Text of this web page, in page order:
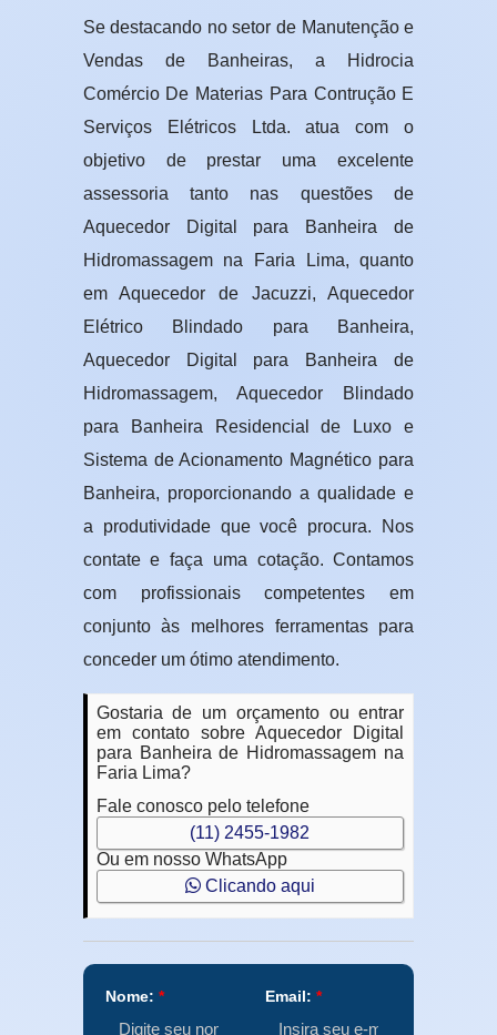
Se destacando no setor de Manutenção e
Vendas de Banheiras, a Hidrocia
Comércio De Materias Para Contrução E
Serviços Elétricos Ltda. atua com o
objetivo de prestar uma excelente
assessoria tanto nas questões de
Aquecedor Digital para Banheira de
Hidromassagem na Faria Lima, quanto
em Aquecedor de Jacuzzi, Aquecedor
Elétrico Blindado para Banheira,
Aquecedor Digital para Banheira de
Hidromassagem, Aquecedor Blindado
para Banheira Residencial de Luxo e
Sistema de Acionamento Magnético para
Banheira, proporcionando a qualidade e
a produtividade que você procura. Nos
contate e faça uma cotação. Contamos
com profissionais competentes em
conjunto às melhores ferramentas para
conceder um ótimo atendimento.
Gostaria de um orçamento ou entrar
em contato sobre Aquecedor Digital
para Banheira de Hidromassagem na
Faria Lima?
Fale conosco pelo telefone
(11) 2455-1982
Ou em nosso WhatsApp
Clicando aqui
Nome: * Email: *